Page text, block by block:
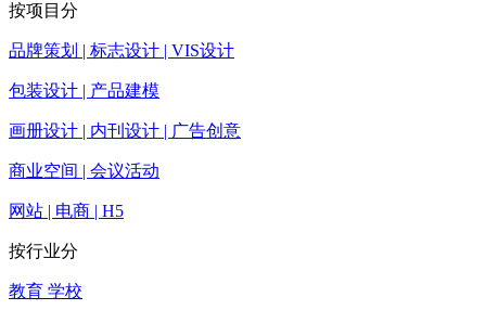
按项目分
品牌策划 | 标志设计 | VIS设计
包装设计 | 产品建模
画册设计 | 内刊设计 | 广告创意
商业空间 | 会议活动
网站 | 电商 | H5
按行业分
教育 学校